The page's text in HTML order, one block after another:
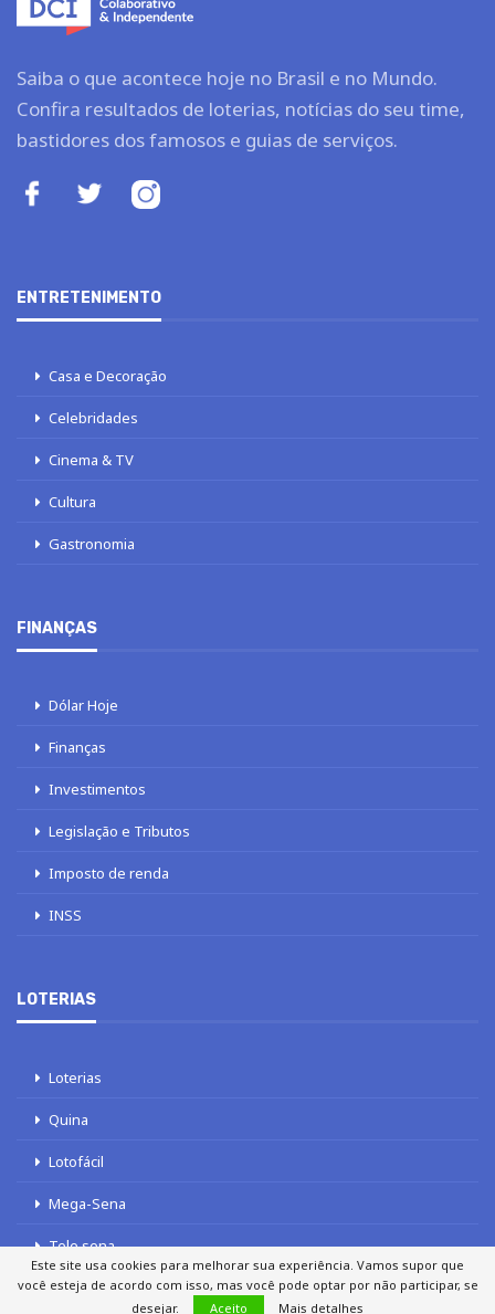
Saiba o que acontece hoje no Brasil e no Mundo.
Confira resultados de loterias, notícias do seu time,
bastidores dos famosos e guias de serviços.
ENTRETENIMENTO
Casa e Decoração
Celebridades
Cinema & TV
Cultura
Gastronomia
FINANÇAS
Dólar Hoje
Finanças
Investimentos
Legislação e Tributos
Imposto de renda
INSS
LOTERIAS
Loterias
Quina
Lotofácil
Mega-Sena
Tele sena
Este site usa cookies para melhorar sua experiência. Vamos supor que
você esteja de acordo com isso, mas você pode optar por não participar, se
desejar.
Aceito Mais detalhes